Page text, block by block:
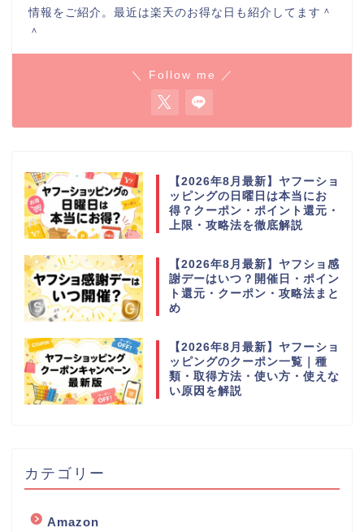
情報をご紹介。最近は楽天のお得な日も紹介してます＾
＾
＼ Follow me ／
【2026年8月最新】ヤフーショ
ッピングの日曜日は本当にお
得？クーポン・ポイント還元・
上限・攻略法を徹底解説
【2026年8月最新】ヤフショ感
謝デーはいつ？開催日・ポイン
ト還元・クーポン・攻略法まと
め
【2026年8月最新】ヤフーショ
ッピングのクーポン一覧｜種
類・取得方法・使い方・使えな
い原因を解説
カテゴリー
Amazon